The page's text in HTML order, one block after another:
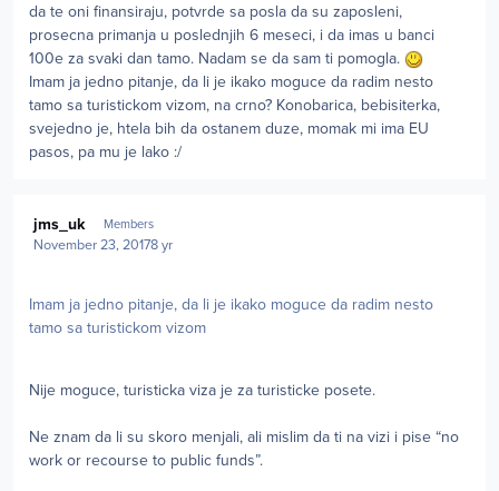
da te oni finansiraju, potvrde sa posla da su zaposleni,
prosecna primanja u poslednjih 6 meseci, i da imas u banci
100e za svaki dan tamo. Nadam se da sam ti pomogla.
Imam ja jedno pitanje, da li je ikako moguce da radim nesto
tamo sa turistickom vizom, na crno? Konobarica, bebisiterka,
svejedno je, htela bih da ostanem duze, momak mi ima EU
pasos, pa mu je lako :/
jms_uk Members
November 23, 20178 yr
Imam ja jedno pitanje, da li je ikako moguce da radim nesto
tamo sa turistickom vizom
Nije moguce, turisticka viza je za turisticke posete.
Ne znam da li su skoro menjali, ali mislim da ti na vizi i pise “no
work or recourse to public funds”.